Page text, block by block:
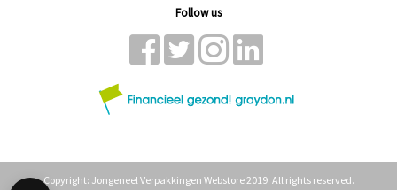
Follow us
Copyright: Jongeneel Verpakkingen Webstore 2019. All rights reserved.